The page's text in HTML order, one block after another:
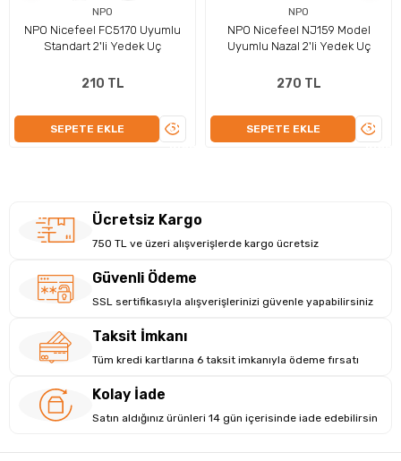
beklentilerini karşılıyor.
Su Haznesi ve Basınç Ayarı
basınç ayarı ile dikkat çekiyor. İhtiyacınıza göre basınç
NPO
NPO Nicefeel FC5170 Uyumlu
Standart 2'li Yedek Uç
210 TL
SEPETE EKLE
ÜRÜNÜ
NPO
NPO Nicefeel NJ159 Model
Uyumlu Nazal 2'li Yedek Uç
270 TL
SEPETE EKLE
Ücretsiz Kargo
750 TL ve üzeri alışverişlerde kargo ücretsiz
Güvenli Ödeme
SSL sertifikasıyla alışverişlerinizi güvenle yapabilirsiniz
Taksit İmkanı
Tüm kredi kartlarına 6 taksit imkanıyla ödeme fırsatı
Kolay İade
Satın aldığınız ürünleri 14 gün içerisinde iade edebilirsin